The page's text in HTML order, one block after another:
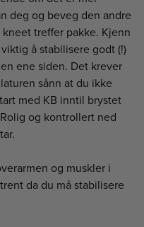
deg og beveg den andre
treffer pakke. Kjenn
å stabilisere godt (!)
ene siden. Det krever
sånn at du ikke
med KB inntil brystet
og kontrollert ned
og muskler i
da du må stabilisere